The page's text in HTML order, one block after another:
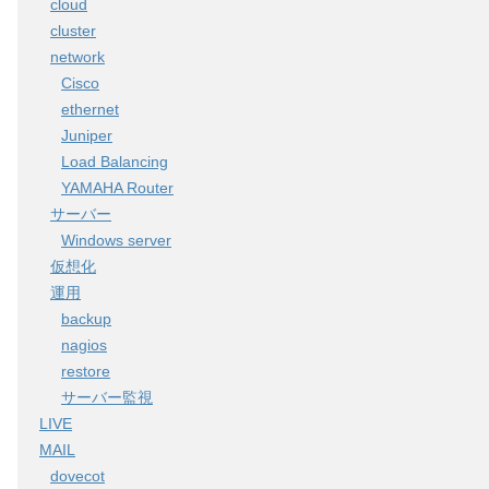
cloud
cluster
network
Cisco
ethernet
Juniper
Load Balancing
YAMAHA Router
サーバー
Windows server
仮想化
運用
backup
nagios
restore
サーバー監視
LIVE
MAIL
dovecot